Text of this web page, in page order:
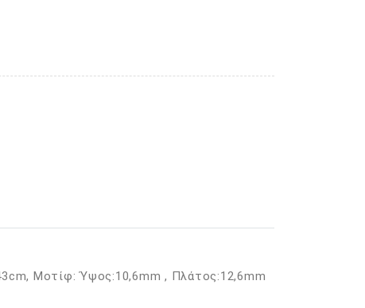
Μοτίφ: Ύψος:10,6mm , Πλάτος:12,6mm